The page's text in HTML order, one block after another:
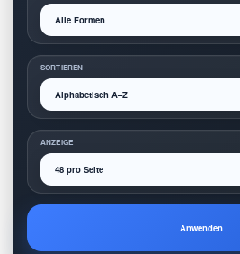
SORTIEREN
ANZEIGE
Anwenden